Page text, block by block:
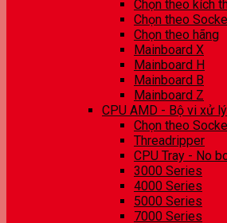
Chọn theo kích
Chọn theo
Chọn theo hãng
Mainboard X
Mainboard H
Mainboard B
Mainboard Z
CPU AMD - Bộ vi xử
Chọn theo
Threadripper
CPU Tray - No
3000 Series
4000 Series
5000 Series
7000 Series